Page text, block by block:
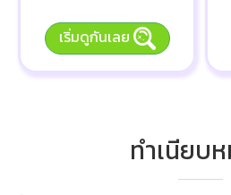
เริ่มดูกันเลย
ทำเนียบ